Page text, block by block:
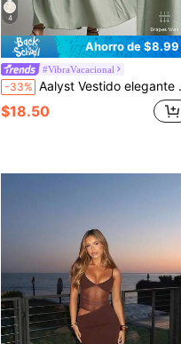
4
Ahorro de $8.99
#VibraVacacional
-33% Aalyst Vestido elegante de verano para mujer con cuello en V, cintura con volantes y línea A, mangas de murciélago, color verde salvia de rayón para fiesta de té, Pascua, Día de la Madre, boda, lugar de trabajo
$18.50